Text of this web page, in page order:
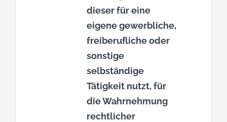
dieser für eine
eigene gewerbliche,
freiberufliche oder
sonstige
selbständige
Tätigkeit nutzt, für
die Wahrnehmung
rechtlicher